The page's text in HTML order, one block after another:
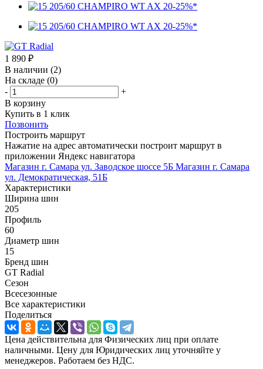
1 890 ₽
В наличии (2)
На складе (0)
-
+
В корзину
Купить в 1 клик
Позвонить
Построить маршрут
Нажатие на адрес автоматически построит маршрут в
приложении Яндекс навигатора
Магазин г. Самара ул. Заводское шоссе 5Б Магазин г. Самара
ул. Демократическая, 51Б
Характеристики
Ширина шин
205
Профиль
60
Диаметр шин
15
Бренд шин
GT Radial
Сезон
Всесезонные
Все характеристики
Поделиться
Цена действительна для Физических лиц при оплате
наличными. Цену для Юридических лиц уточняйте у
менеджеров. Работаем без НДС.